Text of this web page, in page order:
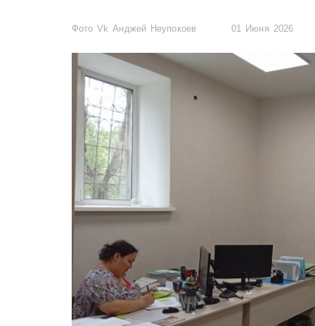
Фото Vk Анджей Неупокоев 01 Июня 2026